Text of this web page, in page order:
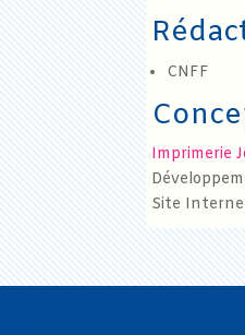
CNFF
Imprimerie
Site